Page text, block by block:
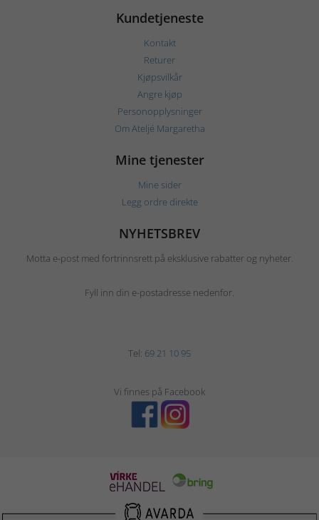
Kundetjeneste
Kontakt
Returer
Kjøpsvilkår
Angre kjøp
Personopplysninger
Om Ateljé Margaretha
Mine tjenester
Mine sider
Legg ordre direkte
NYHETSBREV
Motta e-post med fortrinnsrett på eksklusive rabatter og nyheter.
Fyll inn din e-postadresse nedenfor.
Tel: 69 21 10 95
Vi finnes på Facebook